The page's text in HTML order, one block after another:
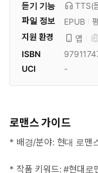
듣기 기능
TTS(
파일 정보
EPUB
지원 환경
앱
ISBN
UCI
-
로맨스 가이드
* 배경/분야: 현대 로맨
* 작품 키워드: #현대로